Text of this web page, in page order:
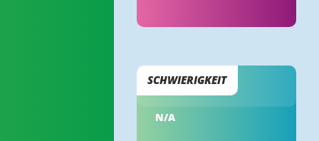
SCHWIERIGKEIT
N/A